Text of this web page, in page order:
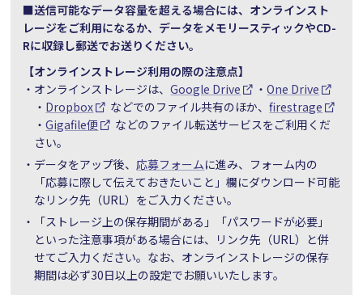
■送信可能なデータ容量を超える場合には、オンラインスト
レージをご利用になるか、データをメモリースティックやCD-
Rに収録し郵送でお送りください。
【オンラインストレージ利用の際の注意点】
・オンラインストレージは、Google Drive ・One Drive
・ Dropbox などでのファイル共有のほか、firestrage
・Gigafile便
などのファイル転送サービスをご利用くだ
さい。
・データをアップ後、 応募フォームに進み、フォーム内の
「応募に際して伝えておきたいこと」欄にダウンロード可能
なリンク先（URL）をご入力ください。
・「ストレージ上の保存期間がある」「パスワードが必要」
といった注意事項がある場合には、リンク先（URL）と併
せてご入力ください。なお、オンラインストレージの保存
期間は必ず30日以上の設定でお願いいたします。